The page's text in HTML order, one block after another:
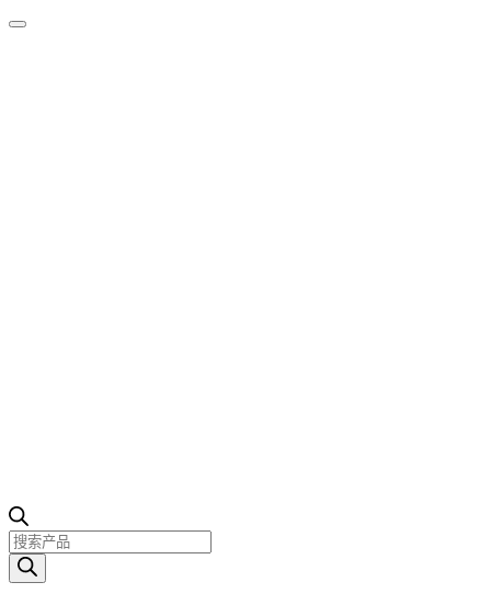
产
品